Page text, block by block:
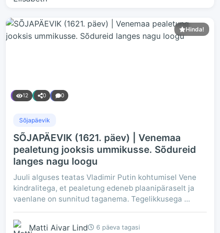
Hinda!
12 0 0
Sõjapäevik
SÕJAPÄEVIK (1621. päev) | Venemaa
pealetung jooksis ummikusse. Sõdureid
langes nagu loogu
Juuli alguses teatas Vladimir Putin kohtumisel Vene
kindralitega, et pealetung edeneb plaanipäraselt ja
vaenlane on sunnitud taganema. Tegelikkusega ...
Matti Aivar Lind 6 päeva tagasi